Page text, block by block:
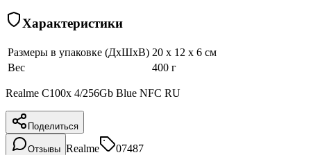
Характеристики
Размеры в упаковке (ДхШхВ) 20 x 12 x 6 см
Вес
400 г
Realme C100x 4/256Gb Blue NFC RU
Поделиться
Отзывы Realme
07487